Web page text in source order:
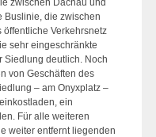
zwischen Dachau und
Buslinie, die zwischen
öffentliche Verkehrsnetz
sehr eingeschränkte
Siedlung deutlich. Noch
von Geschäften des
– am Onyxplatz –
ein
Für alle weiteren
weiter entfernt liegenden